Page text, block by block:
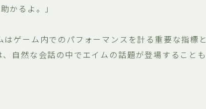
かるよ。」
ゲーム内でのパフォーマンスを計る重要な指標と
自然な会話の中でエイムの話題が登場することも